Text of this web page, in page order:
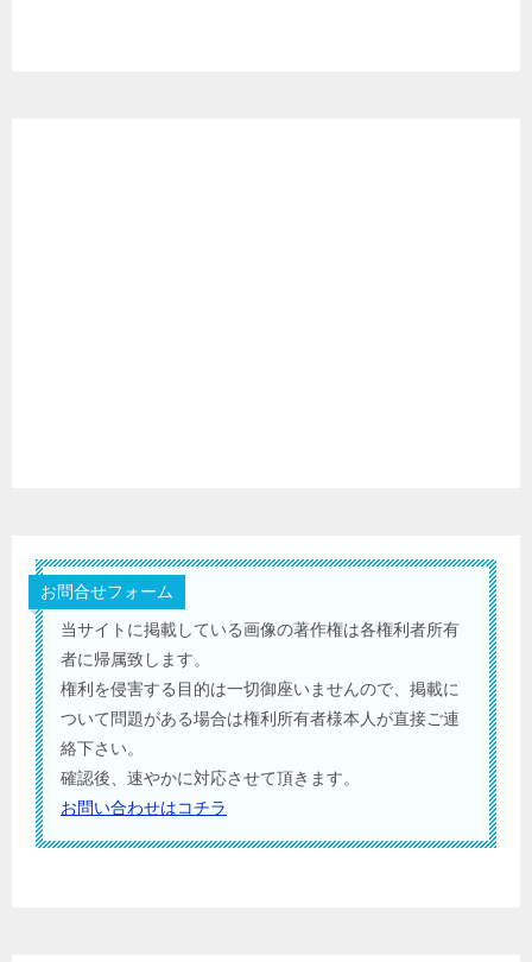
お問合せフォーム
当サイトに掲載している画像の著作権は各権利者所有
者に帰属致します。
権利を侵害する目的は一切御座いませんので、掲載に
ついて問題がある場合は権利所有者様本人が直接ご連
絡下さい。
確認後、速やかに対応させて頂きます。
お問い合わせはコチラ